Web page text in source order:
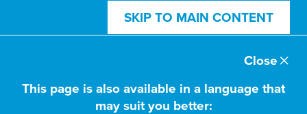
SKIP TO MAIN CONTENT
This page is also available in a language that
may suit you better:
Close